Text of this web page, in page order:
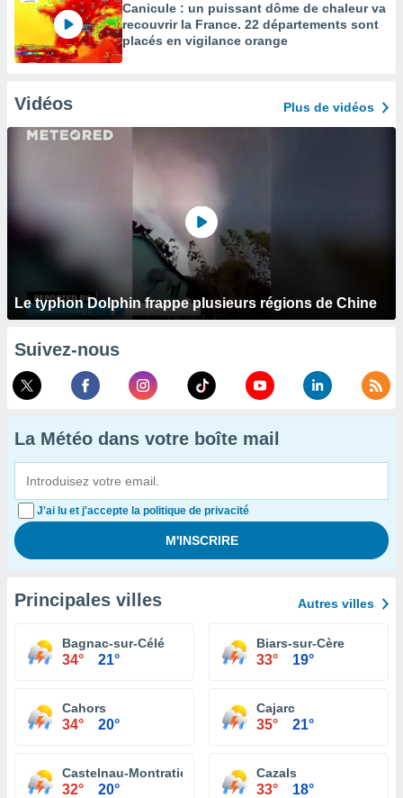
Canicule : un puissant dôme de chaleur va
recouvrir la France. 22 départements sont
placés en vigilance orange
Vidéos Plus de vidéos
Le typhon Dolphin frappe plusieurs régions de Chine
Suivez-nous
La Météo dans votre boîte mail
J'ai lu et j'accepte la politique de privacité
Principales villes Autres villes
Bagnac-sur-Célé
34° 21°
Biars-sur-Cère
33° 19°
Cahors
34° 20°
Cajarc
35° 21°
Castelnau-Montratier
32° 20°
Cazals
33° 18°